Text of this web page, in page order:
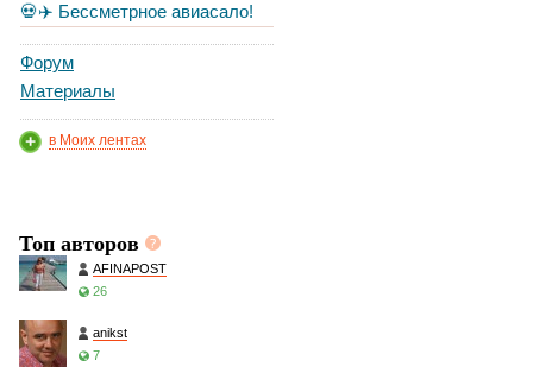
💀✈️ Бессметрное авиасало!
Форум
Материалы
в Моих лентах
Топ авторов
AFINAPOST
26
anikst
7